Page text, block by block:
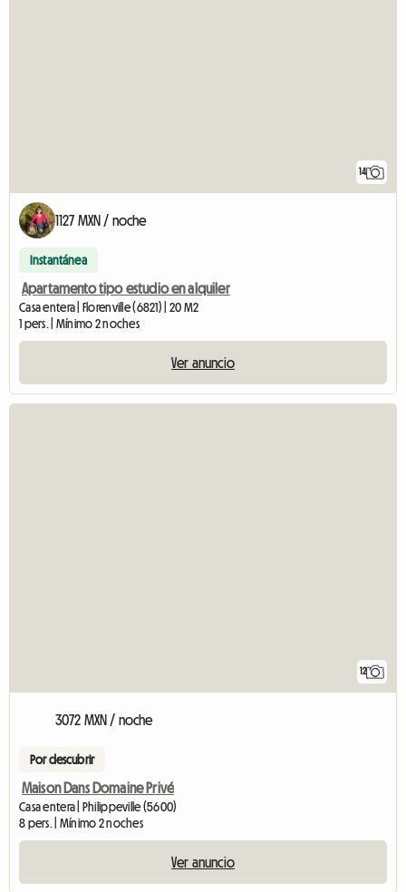
14
1127 MXN / noche
Instantánea
Apartamento tipo estudio en alquiler
Casa entera | Florenville (6821) | 20 M2
1 pers. | Mínimo 2 noches
Ver anuncio
12
3072 MXN / noche
Por descubrir
Maison Dans Domaine Privé
Casa entera | Philippeville (5600)
8 pers. | Mínimo 2 noches
Ver anuncio